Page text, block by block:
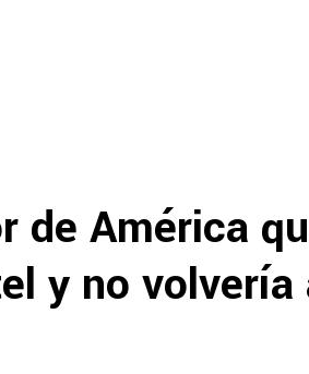
de América
y no volvería